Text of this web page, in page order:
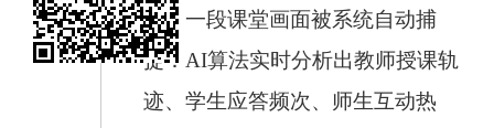
当前
页
前，一段课堂画面被系统自动捕
捉：AI算法实时分析出教师授课轨
迹、学生应答频次、师生互动热